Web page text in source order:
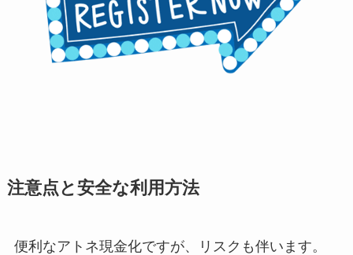
注意点と安全な利用方法
便利なアトネ現金化ですが、リスクも伴います。